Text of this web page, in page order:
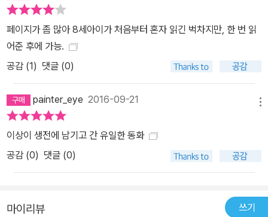
페이지가 좀 많아 8세아이가 처음부터 혼자 읽긴 벅차지만, 한 번 읽
어준 후에 가능.
공감 (1) 댓글 (0)
painter_eye 2016-09-21
이상이 생전에 남기고 간 유일한 동화
공감 (0) 댓글 (0)
마이리뷰 쓰기